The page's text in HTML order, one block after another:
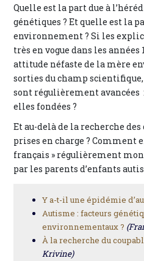
Quelle est la part due à
génétiques ? Et quelle est la
environnement ? Si les
très en vogue dans les
attitude néfaste de la mère
sorties du champ
sont régulièrement avancées
elles fondées ?
Et au-delà de la recherche des
prises en charge ? Comment
français » régulièrement
par les parents d’enfants
Y a-t-il une épidémie
Autisme : facteurs
environnementaux ?
À la recherche du
Krivine)